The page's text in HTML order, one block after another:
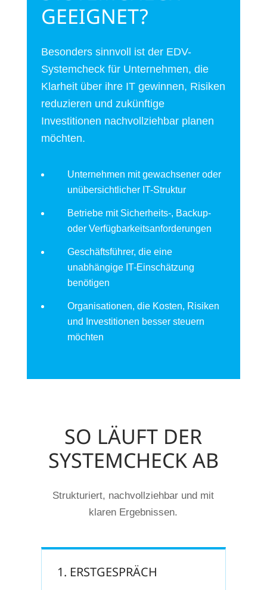
GEEIGNET?
Besonders sinnvoll ist der EDV-
Systemcheck für Unternehmen, die
Klarheit über ihre IT gewinnen, Risiken
reduzieren und zukünftige
Investitionen nachvollziehbar planen
möchten.
Unternehmen mit gewachsener oder
unübersichtlicher IT-Struktur
Betriebe mit Sicherheits-, Backup-
oder Verfügbarkeitsanforderungen
Geschäftsführer, die eine
unabhängige IT-Einschätzung
benötigen
Organisationen, die Kosten, Risiken
und Investitionen besser steuern
möchten
SO LÄUFT DER
SYSTEMCHECK AB
Strukturiert, nachvollziehbar und mit
klaren Ergebnissen.
1. ERSTGESPRÄCH